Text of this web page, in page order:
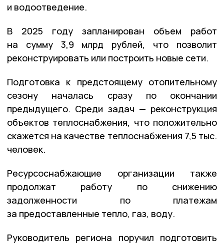
и водоотведение.
В 2025 году запланирован объем работ
на сумму 3,9 млрд рублей, что позволит
реконструировать или построить новые сети.
Подготовка к предстоящему отопительному
сезону началась сразу по окончании
предыдущего. Среди задач — реконструкция
объектов теплоснабжения, что положительно
скажется на качестве теплоснабжения 7,5 тыс.
человек.
Ресурсоснабжающие организации также
продолжат работу по снижению
задолженности по платежам
за предоставленные тепло, газ, воду.
Руководитель региона поручил подготовить